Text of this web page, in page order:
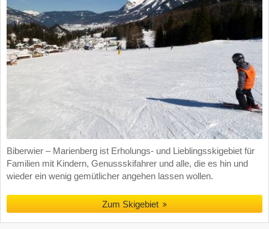
Biberwier – Marienberg ist Erholungs- und Lieblingsskigebiet für
Familien mit Kindern, Genussskifahrer und alle, die es hin und
wieder ein wenig gemütlicher angehen lassen wollen.
Zum Skigebiet